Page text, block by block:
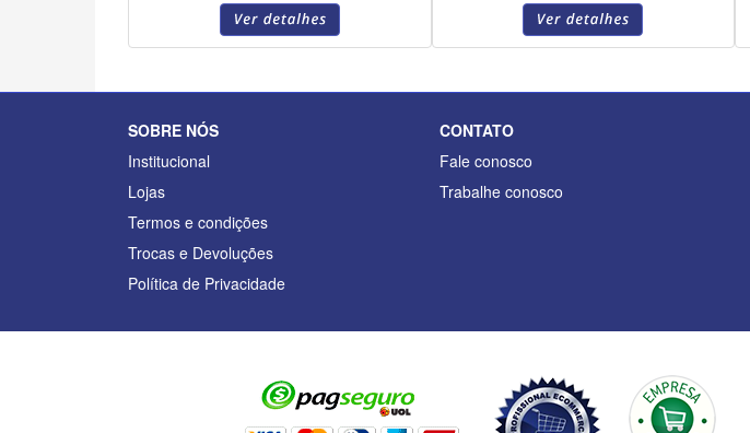
SOBRE NÓS
Institucional
Lojas
Termos e condições
Trocas e Devoluções
Política de Privacidade
CONTATO
Fale conosco
Trabalhe conosco